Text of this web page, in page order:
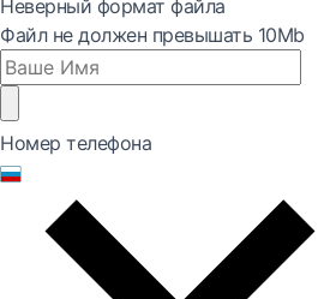
Неверный формат файла
Файл не должен превышать 10Mb
Номер телефона